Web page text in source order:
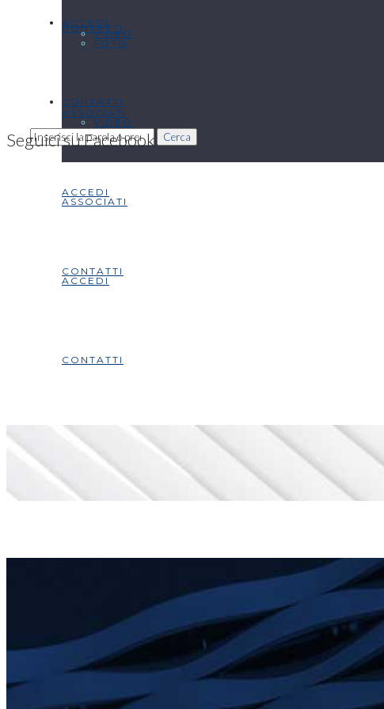
ACCEDI
CONTATTI
CONTATTI
Cerca
VIDEO
ASSOCIATI
ACCEDI
CONTATTI
FOTO
VIDEO
ASSOCIATI
ACCEDI
CONTATTI
Seguici su Facebook